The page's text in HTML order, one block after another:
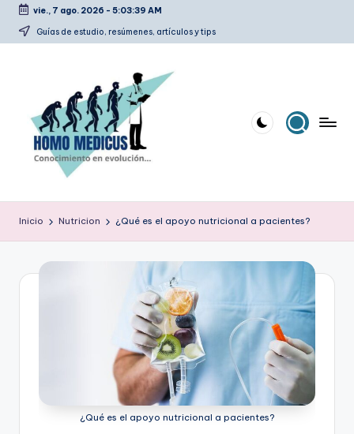
Saltar
vie., 7 ago. 2026 - 5:03:40 AM
Guías de estudio, resúmenes, artículos y tips
o
m
o
estudio,
artículos
Inicio Nutricion ¿Qué es el apoyo nutricional a pacientes?
¿Qué es el apoyo nutricional a pacientes?